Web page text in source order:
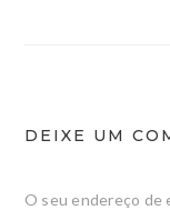
DEIXE UM
O seu endereço de